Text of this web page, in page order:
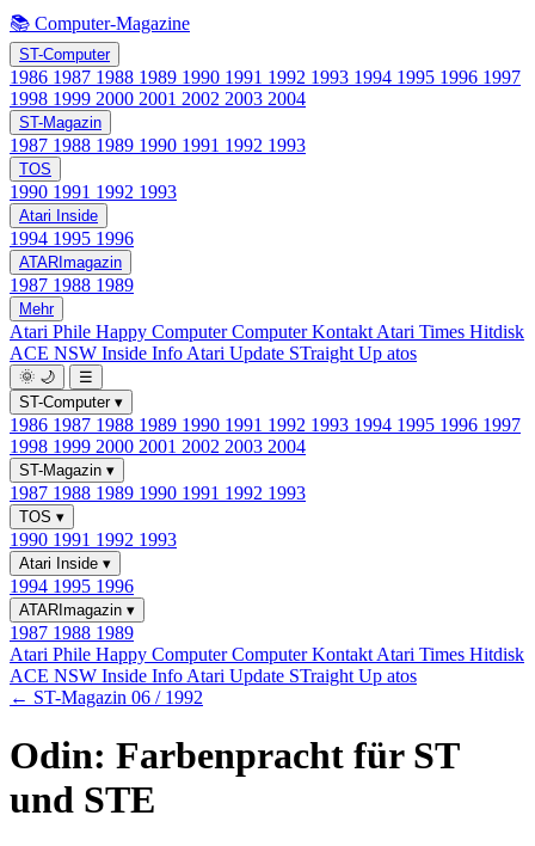
📚 Computer-Magazine
ST-Computer
1986 1987 1988 1989 1990 1991 1992 1993 1994 1995 1996 1997
1998 1999 2000 2001 2002 2003 2004
ST-Magazin
1987 1988 1989 1990 1991 1992 1993
TOS
1990 1991 1992 1993
Atari Inside
1994 1995 1996
ATARImagazin
1987 1988 1989
Mehr
Atari Phile Happy ComputerComputer Kontakt Atari Times Hitdisk
ACE NSW Inside Info Atari Update STraight Up atos
🌞 🌙
☰
ST-Computer ▾
1986 1987 1988 1989 1990 1991 1992 1993 1994 1995 1996 1997
1998 1999 2000 2001 2002 2003 2004
ST-Magazin ▾
1987 1988 1989 1990 1991 1992 1993
TOS ▾
1990 1991 1992 1993
Atari Inside ▾
1994 1995 1996
ATARImagazin ▾
1987 1988 1989
Atari Phile Happy ComputerComputer Kontakt Atari Times Hitdisk
ACE NSW Inside Info Atari Update STraight Up atos
← ST-Magazin 06 / 1992
Odin: Farbenpracht für ST
und STE